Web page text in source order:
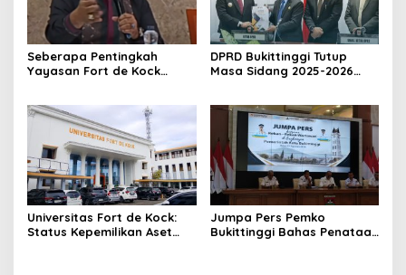
Seberapa Pentingkah
Yayasan Fort de Kock
Jam Gadang?
DPRD Bukittinggi Tutup
Masa Sidang 2025-2026
Beri Apresiasi
Universitas Fort de Kock:
Status Kepemilikan Aset
Jumpa Pers Pemko
Bukittinggi Bahas Penataan